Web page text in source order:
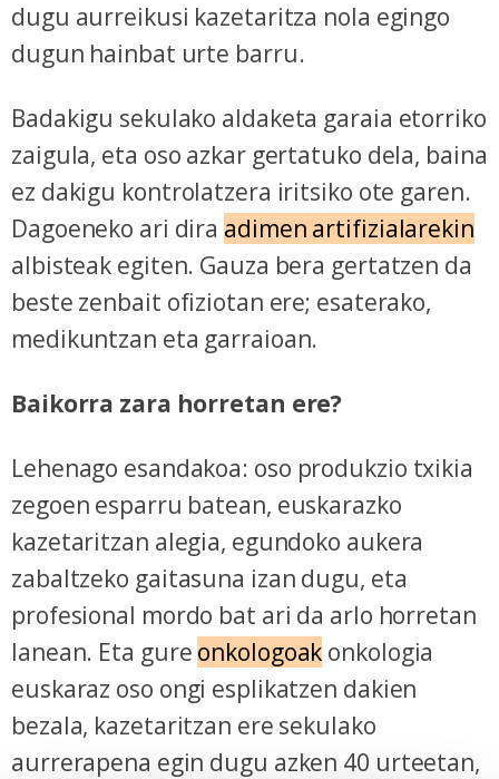
dugu aurreikusi kazetaritza nola egingo
dugun hainbat urte barru.
Badakigu sekulako aldaketa garaia etorriko
zaigula, eta oso azkar gertatuko dela, baina
ez dakigu kontrolatzera iritsiko ote garen.
Dagoeneko ari dira adimen artifizialarekin
albisteak egiten. Gauza bera gertatzen da
beste zenbait ofiziotan ere; esaterako,
medikuntzan eta garraioan.
Baikorra zara horretan ere?
Lehenago esandakoa: oso produkzio txikia
zegoen esparru batean, euskarazko
kazetaritzan alegia, egundoko aukera
zabaltzeko gaitasuna izan dugu, eta
profesional mordo bat ari da arlo horretan
lanean. Eta gure onkologoak onkologia
euskaraz oso ongi esplikatzen dakien
bezala, kazetaritzan ere sekulako
aurrerapena egin dugu azken 40 urteetan,